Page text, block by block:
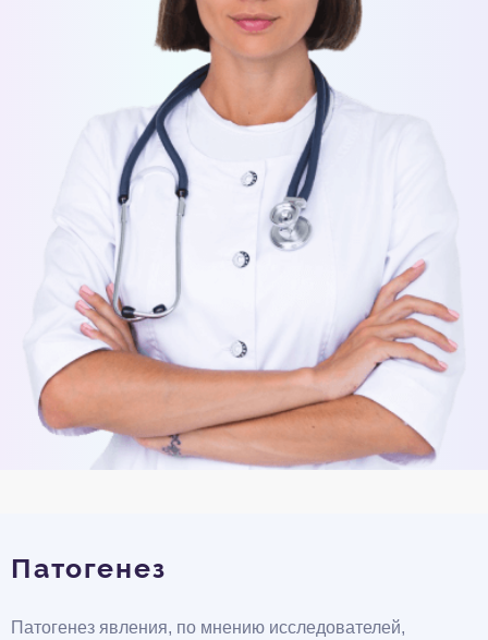
Патогенез
Патогенез явления, по мнению исследователей,